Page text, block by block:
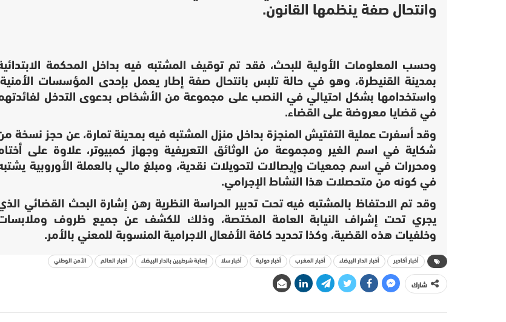
وانتحال صفة ينظمها القانون.
وحسب المعلومات الأولية للبحث، فقد تم توقيف المشتبه فيه بداخل المحكمة
بمدينة القنيطرة، وهو في حالة تلبس بانتحال صفة إطار يعمل بإحدى المؤسسات
واستخدامها بشكل احتيالي في النصب على مجموعة من الأشخاص بدعوى التدخل
في قضايا معروضة على القضاء.
وقد أسفرت عملية التفتيش المنجزة بداخل منزل المشتبه فيه بمدينة تمارة، عن حجز نسخة
شكاية في اسم الغير ومجموعة من الوثائق التعريفية وجهاز كمبيوتر، علاوة على
ومحررات في اسم جمعيات وإيصالات لتحويلات نقدية، ومبلغ مالي بالعملة الأوروبية
في كونه من متحصلات هذا النشاط الإجرامي.
وقد تم الاحتفاظ بالمشتبه فيه تحت تدبير الحراسة النظرية رهن إشارة البحث القضائي
يجري تحت إشراف النيابة العامة المختصة، وذلك للكشف عن جميع ظروف
وخلفيات هذه القضية، وكذا تحديد كافة الأفعال الاجرامية المنسوبة للمعني بالأمر.
أخبار أكادير أخبار الدار البيضاء أخبار المغرب أخبار دولية أخبار سلا إصابة شرطيين بالدار البيضاء اخبار العالم الأمن الوطني
شارك